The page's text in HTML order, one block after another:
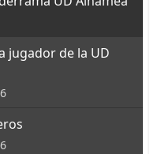
jugador de la UD